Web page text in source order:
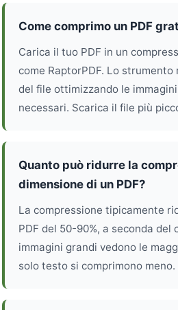
Come comprimo un PDF
Carica il tuo PDF in un
come RaptorPDF. Lo
del file ottimizzando le
necessari. Scarica il file più
Quanto può ridurre la
dimensione di un PDF?
La compressione tipicamente
PDF del 50-90%, a seconda del
immagini grandi vedono le
solo testo si comprimono meno.